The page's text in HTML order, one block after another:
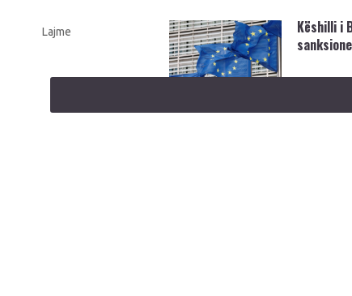
Lajme
Këshilli i